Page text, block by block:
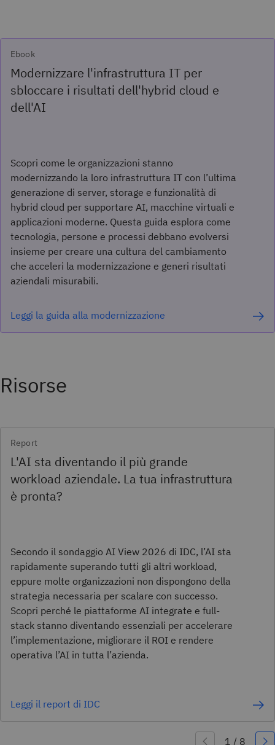
Ebook
Modernizzare l'infrastruttura IT per
sbloccare i risultati dell'hybrid cloud e
dell'AI
Scopri come le organizzazioni stanno
modernizzando la loro infrastruttura IT con l’ultima
generazione di server, storage e funzionalità di
hybrid cloud per supportare AI, macchine virtuali e
applicazioni moderne. Questa guida esplora come
tecnologia, persone e processi debbano evolversi
insieme per creare una cultura del cambiamento
che acceleri la modernizzazione e generi risultati
aziendali misurabili.
Leggi la guida alla modernizzazione
Risorse
Report
L'AI sta diventando il più grande
workload aziendale. La tua infrastruttura
è pronta?
Secondo il sondaggio AI View 2026 di IDC, l’AI sta
rapidamente superando tutti gli altri workload,
eppure molte organizzazioni non dispongono della
strategia necessaria per scalare con successo.
Scopri perché le piattaforme AI integrate e full-
stack stanno diventando essenziali per accelerare
l’implementazione, migliorare il ROI e rendere
operativa l’AI in tutta l’azienda.
Leggi il report di IDC